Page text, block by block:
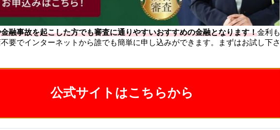
融事故を起こした方でも審査に通りやすいおすすめの金融となります！金利も
要でインターネットから誰でも簡単に申し込みができます。まずはお試し下さ
公式サイトはこちらから